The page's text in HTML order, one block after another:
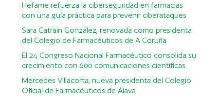
Hefame refuerza la ciberseguridad en farmacias
con una guía práctica para prevenir ciberataques
Sara Catrain González, renovada como presidenta
del Colegio de Farmacéuticos de A Coruña
El 24 Congreso Nacional Farmacéutico consolida su
crecimiento con 600 comunicaciones científicas
Mercedes Villacorta, nueva presidenta del Colegio
Oficial de Farmacéuticos de Álava